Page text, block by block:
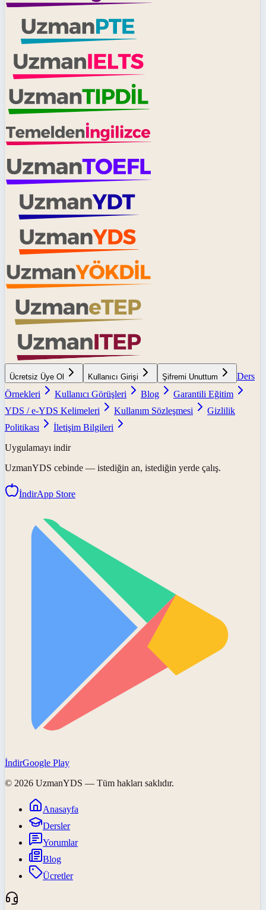
Ücretsiz Üye Ol Kullanıcı Girişi Şifremi Unuttum
Ders
Örnekleri
Kullanıcı Görüşleri Blog
Garantili Eğitim
YDS / e-YDS Kelimeleri
Kullanım Sözleşmesi
Gizlilik
Politikası
İletişim Bilgileri
Uygulamayı indir
UzmanYDS cebinde — istediğin an, istediğin yerde çalış.
İndirApp Store
İndirGoogle Play
© 2026 UzmanYDS — Tüm hakları saklıdır.
Anasayfa
Dersler
Yorumlar
Blog
Ücretler